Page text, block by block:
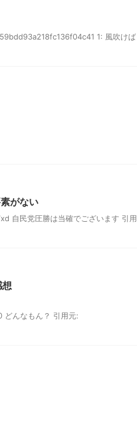
1: 風吹けば
がない
自民党圧勝は当確でございます 引用
どんなもん？ 引用元: